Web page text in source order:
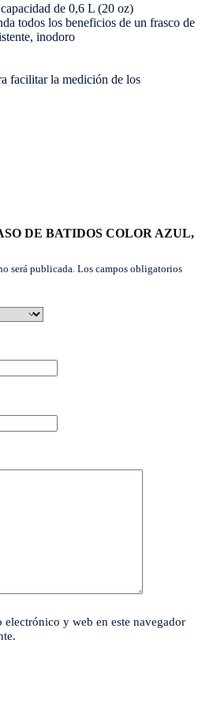
de 0,6 L (20 oz)
todos los beneficios de un frasco de
inodoro
facilitar la medición de los
DE BATIDOS COLOR AZUL,
será publicada. Los campos obligatorios
y web en este navegador